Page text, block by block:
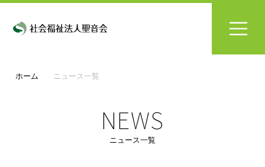
ホーム ニュース一覧
NEWS
ニュース一覧